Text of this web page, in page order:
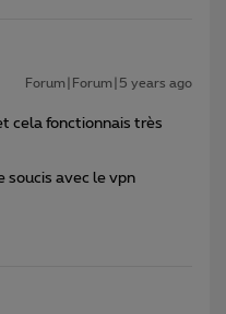
Forum|Forum|5 years ago
cela fonctionnais très
soucis avec le vpn